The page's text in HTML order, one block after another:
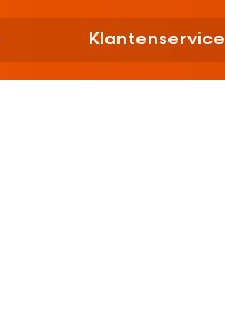
Klantenservice